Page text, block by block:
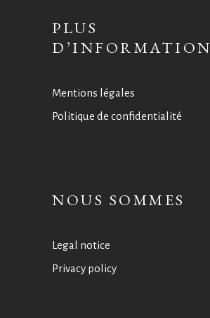
PLUS
D’INFORMATION
Mentions légales
Politique de confidentialité
NOUS SOMMES
Legal notice
Privacy policy